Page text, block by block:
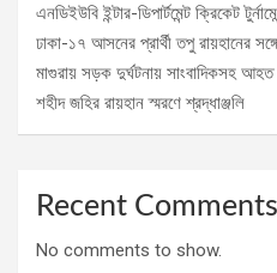
এনডিইউবি ইন্টার-ডিপার্টমেন্ট ক্রিকেট
ঢাকা-১৭ আসনের প্রার্থী তপু রায়হানের
মাগুরায় সড়ক দুর্ঘটনায় সাংবাদিকসহ
শহীদ জহির রায়হান স্মরণে শ্রদ্ধাঞ্জলি
Recent Comments
No comments to show.